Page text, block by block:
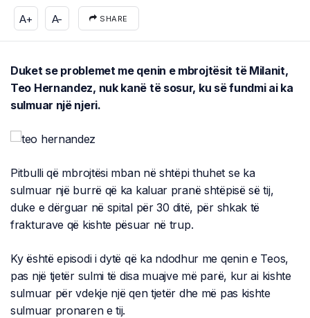
A+ A- SHARE
Duket se problemet me qenin e mbrojtësit të Milanit,
Teo Hernandez, nuk kanë të sosur, ku së fundmi ai ka
sulmuar një njeri.
Pitbulli që mbrojtësi mban në shtëpi thuhet se ka
sulmuar një burrë që ka kaluar pranë shtëpisë së tij,
duke e dërguar në spital për 30 ditë, për shkak të
frakturave që kishte pësuar në trup.
Ky është episodi i dytë që ka ndodhur me qenin e Teos,
pas një tjetër sulmi të disa muajve më parë, kur ai kishte
sulmuar për vdekje një qen tjetër dhe më pas kishte
sulmuar pronaren e tij.